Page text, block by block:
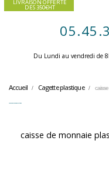
LIVRAISON OFFERTE
DES 350€HT
Du Lundi au vendredi de
Accueil Cagette plastique
caisse de monnaie